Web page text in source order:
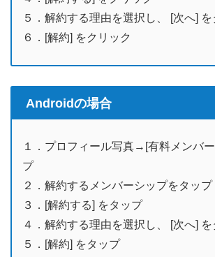
５．解約する理由を選択し、 [次へ]
６．[解約] をクリック
Androidの場合
１．プロフィール写真→[有料メンバ
プ
２．解約するメンバーシップをタップ
３．[解約する] をタップ
４．解約する理由を選択し、 [次へ]
５．[解約] をタップ